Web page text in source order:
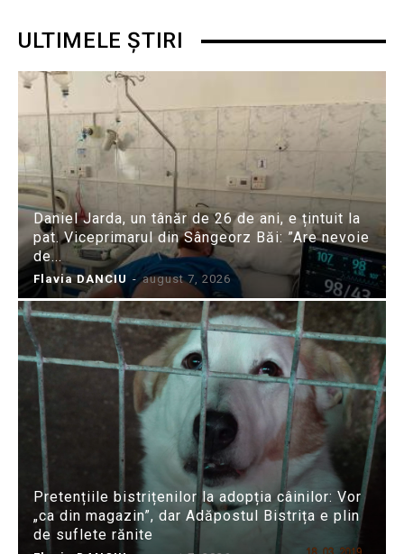
ULTIMELE ȘTIRI
Daniel Jarda, un tânăr de 26 de ani, e țintuit la
pat. Viceprimarul din Sângeorz Băi: ”Are nevoie
de...
Flavia DANCIU - august 7, 2026
Pretențiile bistrițenilor la adopția câinilor: Vor
„ca din magazin”, dar Adăpostul Bistrița e plin
de suflete rănite